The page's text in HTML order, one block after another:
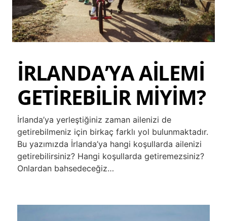
İRLANDA’YA AİLEMİ
GETİREBİLİR MİYİM?
İrlanda’ya yerleştiğiniz zaman ailenizi de
getirebilmeniz için birkaç farklı yol bulunmaktadır.
Bu yazımızda İrlanda’ya hangi koşullarda ailenizi
getirebilirsiniz? Hangi koşullarda getiremezsiniz?
Onlardan bahsedeceğiz…